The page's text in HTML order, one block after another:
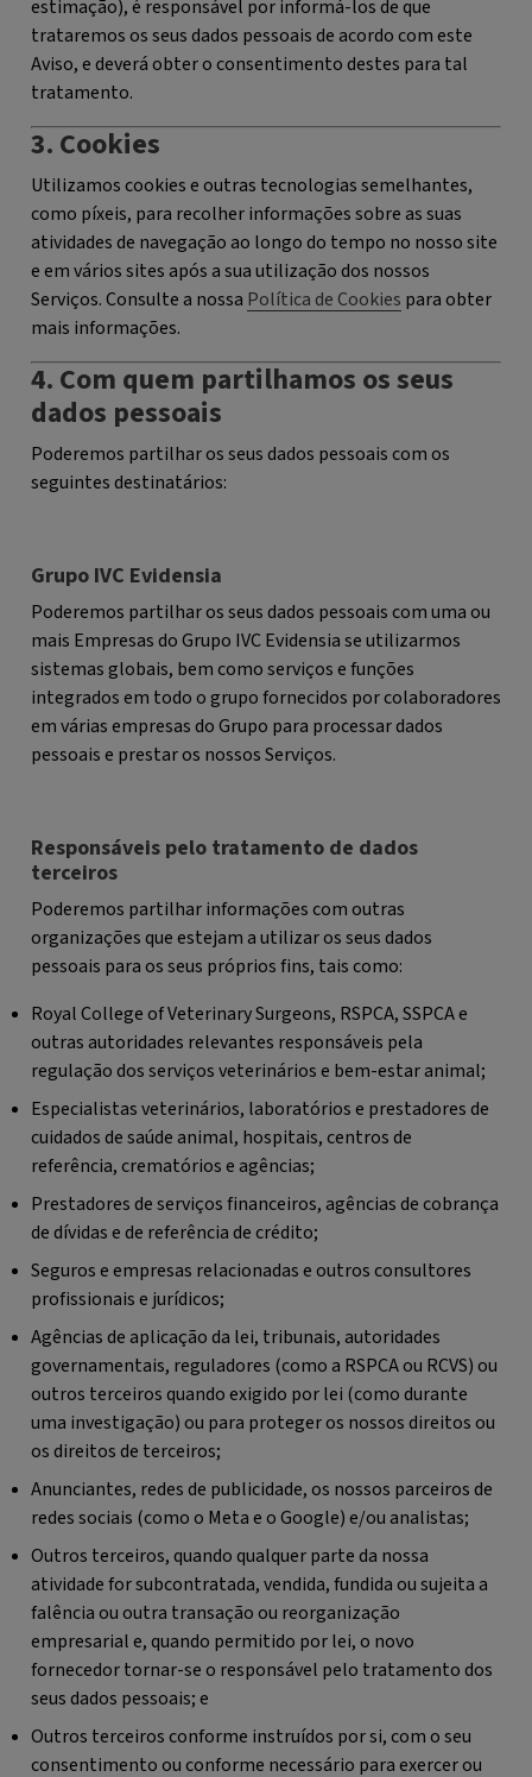
estimação), é responsável por informá-los de que
trataremos os seus dados pessoais de acordo com este
Aviso, e deverá obter o consentimento destes para tal
tratamento.
3. Cookies
Utilizamos cookies e outras tecnologias semelhantes,
como píxeis, para recolher informações sobre as suas
atividades de navegação ao longo do tempo no nosso site
e em vários sites após a sua utilização dos nossos
Serviços. Consulte a nossa Política de Cookies para obter
mais informações.
4. Com quem partilhamos os seus
dados pessoais
Poderemos partilhar os seus dados pessoais com os
seguintes destinatários:
Grupo IVC Evidensia
Poderemos partilhar os seus dados pessoais com uma ou
mais Empresas do Grupo IVC Evidensia se utilizarmos
sistemas globais, bem como serviços e funções
integrados em todo o grupo fornecidos por colaboradores
em várias empresas do Grupo para processar dados
pessoais e prestar os nossos Serviços.
Responsáveis pelo tratamento de dados
terceiros
Poderemos partilhar informações com outras
organizações que estejam a utilizar os seus dados
pessoais para os seus próprios fins, tais como:
Royal College of Veterinary Surgeons, RSPCA, SSPCA e
outras autoridades relevantes responsáveis pela
regulação dos serviços veterinários e bem-estar animal;
Especialistas veterinários, laboratórios e prestadores de
cuidados de saúde animal, hospitais, centros de
referência, crematórios e agências;
Prestadores de serviços financeiros, agências de cobrança
de dívidas e de referência de crédito;
Seguros e empresas relacionadas e outros consultores
profissionais e jurídicos;
Agências de aplicação da lei, tribunais, autoridades
governamentais, reguladores (como a RSPCA ou RCVS) ou
outros terceiros quando exigido por lei (como durante
uma investigação) ou para proteger os nossos direitos ou
os direitos de terceiros;
Anunciantes, redes de publicidade, os nossos parceiros de
redes sociais (como o Meta e o Google) e/ou analistas;
Outros terceiros, quando qualquer parte da nossa
atividade for subcontratada, vendida, fundida ou sujeita a
falência ou outra transação ou reorganização
empresarial e, quando permitido por lei, o novo
fornecedor tornar-se o responsável pelo tratamento dos
seus dados pessoais; e
Outros terceiros conforme instruídos por si, com o seu
consentimento ou conforme necessário para exercer ou